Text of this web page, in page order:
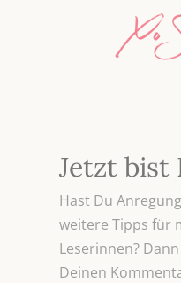
Jetzt bist
Hast Du
weitere Tipps für
Leserinnen?
Deinen